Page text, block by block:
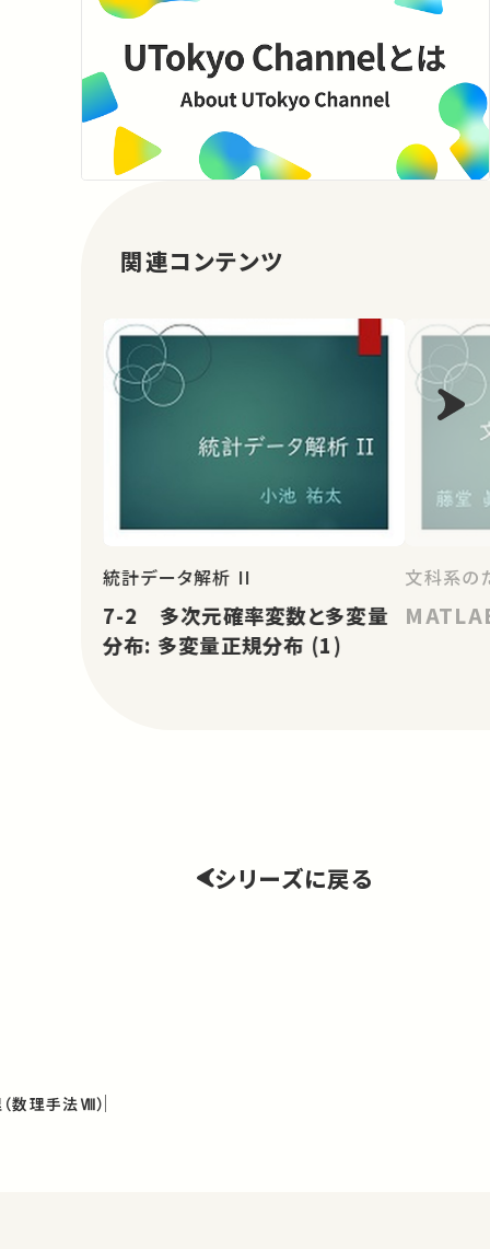
関連コンテンツ
統計データ解析 II
7-2 多次元確率変数と多変量
分布: 多変量正規分布 (1)
文科系の
シリーズに戻る
数理手法Ⅷ）